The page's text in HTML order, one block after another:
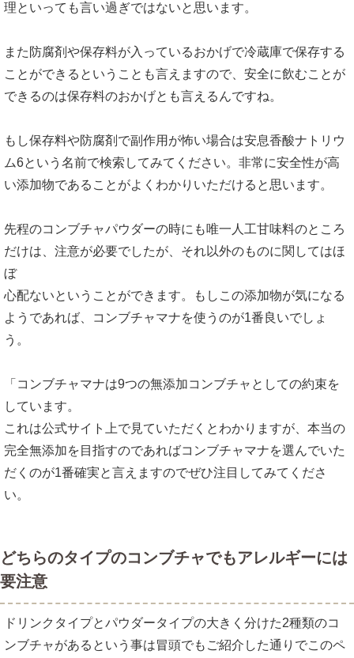
理といっても言い過ぎではないと思います。
また防腐剤や保存料が入っているおかげで冷蔵庫で保存する
ことができるということも言えますので、安全に飲むことが
できるのは保存料のおかげとも言えるんですね。
もし保存料や防腐剤で副作用が怖い場合は安息香酸ナトリウ
ム6という名前で検索してみてください。非常に安全性が高
い添加物であることがよくわかりいただけると思います。
先程のコンブチャパウダーの時にも唯一人工甘味料のところ
だけは、注意が必要でしたが、それ以外のものに関してはほ
ぼ
心配ないということができます。もしこの添加物が気になる
ようであれば、コンブチャマナを使うのが1番良いでしょ
う。
「コンブチャマナは9つの無添加コンブチャとしての約束を
しています。
これは公式サイト上で見ていただくとわかりますが、本当の
完全無添加を目指すのであればコンブチャマナを選んでいた
だくのが1番確実と言えますのでぜひ注目してみてくださ
い。
どちらのタイプのコンブチャでもアレルギーには
要注意
ドリンクタイプとパウダータイプの大きく分けた2種類のコ
ンブチャがあるという事は冒頭でもご紹介した通りでこのペ